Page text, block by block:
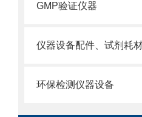
GMP验证仪器
仪器设备配件、试剂耗
环保检测仪器设备